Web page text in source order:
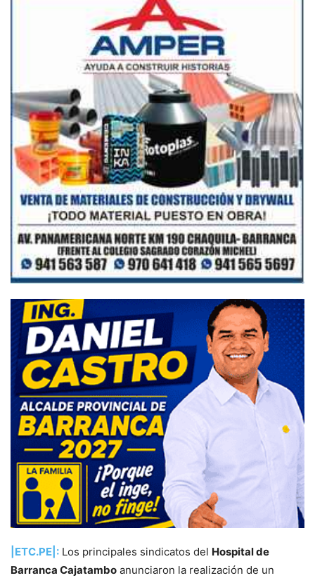
|ETC.PE|: Los principales sindicatos del Hospital de
Barranca Cajatambo anunciaron la realización de un